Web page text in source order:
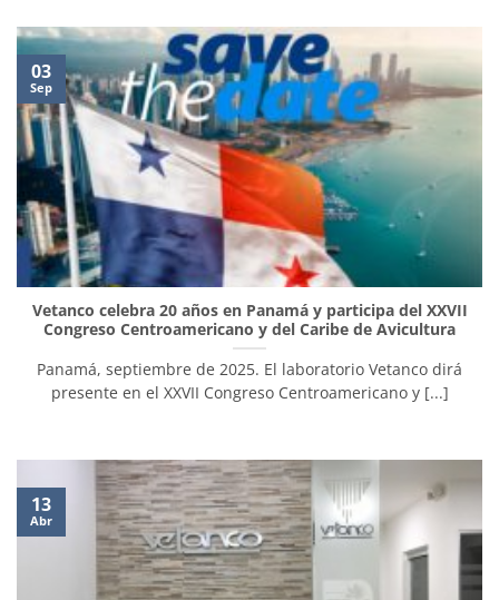
Vetanco celebra 20 años en Panamá y participa del XXVII
Congreso Centroamericano y del Caribe de Avicultura
Panamá, septiembre de 2025. El laboratorio Vetanco dirá
presente en el XXVII Congreso Centroamericano y [...]
03
Sep
13
Abr